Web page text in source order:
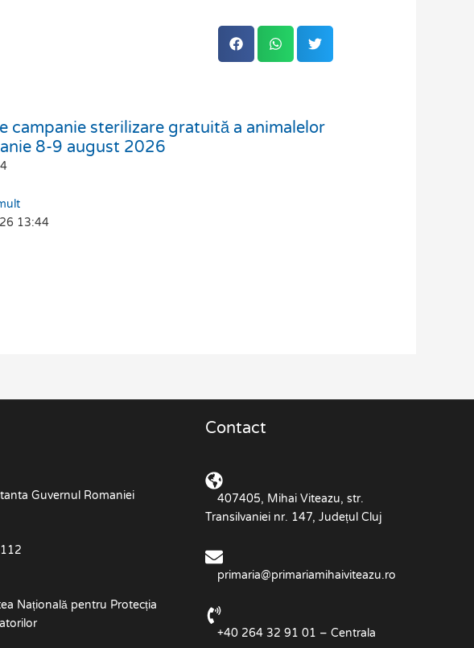
campanie sterilizare gratuită a animalelor
8-9 august 2026
13:44
Guvernul Romaniei
Națională pentru Protecția
Contact
407405, Mihai Viteazu, str.
Transilvaniei nr. 147, Județul Cluj
primaria@primariamihaiviteazu.ro
+40 264 32 91 01 – Centrala